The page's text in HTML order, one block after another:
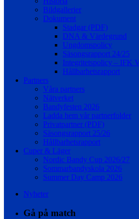
Bildgallerier
Dokument
Stadgar (PDF)
DNA & Värdegrund
Ungdomspolicy
Säsongsrapport 24/25
Integritetspolicy – IFK
Hållbarhetsrapport
Partners
Våra partners
Nätverket
Bandyfesten 2026
Ladda hem vår partnerfolder
Privatpartner (PDF)
Säsongsrapport 25/26
Hållbarhetsrapport
Cuper & Läger
Nordic Bandy Cup 2026/27
Sommarbandyskola 2026
Summer Day Camp 2026
Nyheter
Gå på match